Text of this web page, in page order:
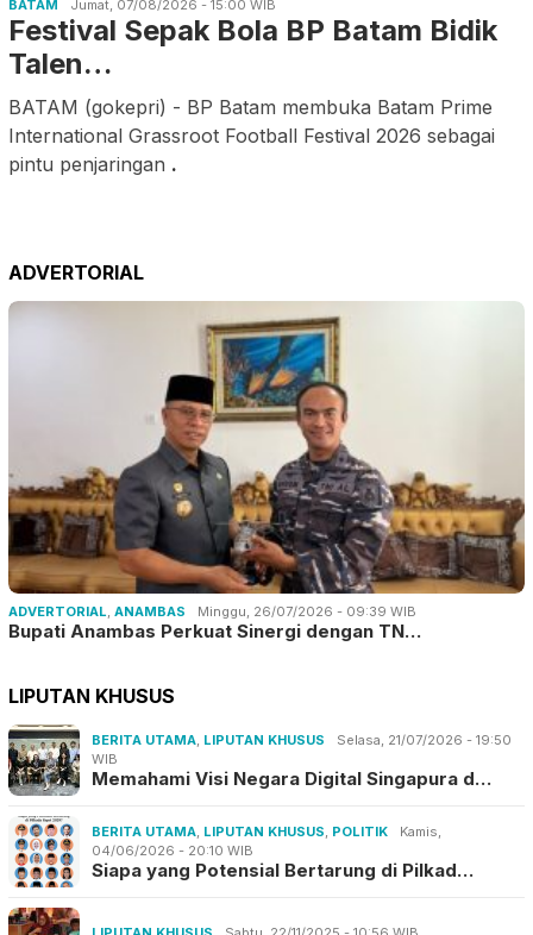
BATAM Jumat, 07/08/2026 - 15:00 WIB
Festival Sepak Bola BP Batam Bidik
Talen…
BATAM (gokepri) - BP Batam membuka Batam Prime
International Grassroot Football Festival 2026 sebagai
pintu penjaringan .
ADVERTORIAL
ADVERTORIAL, ANAMBAS Minggu, 26/07/2026 - 09:39 WIB
Bupati Anambas Perkuat Sinergi dengan TN…
LIPUTAN KHUSUS
BERITA UTAMA, LIPUTAN KHUSUS
Selasa, 21/07/2026 - 19:50
WIB
Memahami Visi Negara Digital Singapura d…
BERITA UTAMA, LIPUTAN KHUSUS, POLITIK
Kamis,
04/06/2026 - 20:10 WIB
Siapa yang Potensial Bertarung di Pilkad…